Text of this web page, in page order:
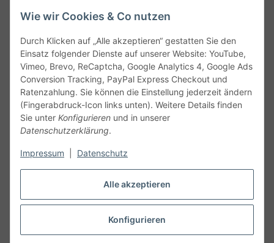
Alle akzeptieren
Konfigurieren
Wie wir Cookies & Co nutzen
Durch Klicken auf „Alle akzeptieren“ gestatten Sie den
Einsatz folgender Dienste auf unserer Website: YouTube,
Vimeo, Brevo, ReCaptcha, Google Analytics 4, Google Ads
Conversion Tracking, PayPal Express Checkout und
Ratenzahlung. Sie können die Einstellung jederzeit ändern
(Fingerabdruck-Icon links unten). Weitere Details finden
Sie unter Konfigurieren und in unserer
Datenschutzerklärung.
Impressum Datenschutz
Service
Gesetzliche Informationen
Alle technischen Angaben ohne Gewähr. Irrtümer und fehlerhafte
Angaben vorbehalten. Wenn Sie Datenblätter oder spezielle
unseren Kundenservice. Abbildungen der Artikel können
Vertrag widerrufen